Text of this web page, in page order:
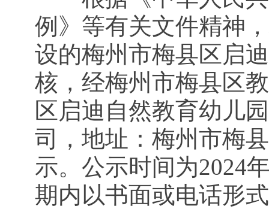
例》等有关文件精神
设的梅州市梅县区启
核，经梅州市梅县区
区启迪自然教育幼儿
司，地址：梅州市梅
示。公示时间为2024
期内以书面或电话形